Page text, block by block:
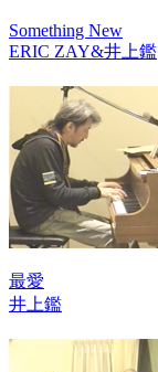
Something New
ERIC ZAY&井上鑑
最愛
井上鑑